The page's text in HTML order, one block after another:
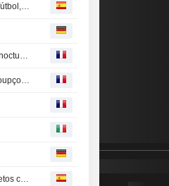
Los mejores artículos de la semana en la prensa extranjera: un poco de fútbol, mucha IA y una pizca de conspiración
Bourse : Eutelsat souffre, la tech américaine s'offre un baroud d'honneur nocturne
Les Beaux Articles de la Semaine : un peu de foot, beaucoup d'IA et un soupçon de complotisme
OpenAI solicita que se desestime la demanda de Apple por robo de secretos comerciales